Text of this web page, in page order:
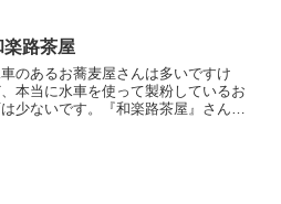
楽路茶屋
のあるお蕎麦屋さんは多いですけ
、本当に水車を使って製粉しているお
少ないです。『和楽路茶屋』さんで